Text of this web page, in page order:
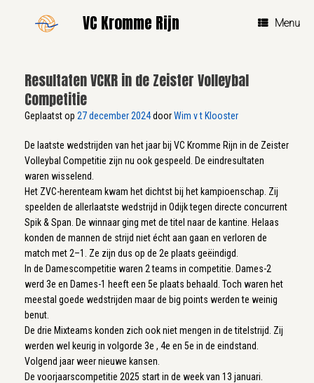
VC Kromme Rijn Menu
Resultaten VCKR in de Zeister Volleybal
Competitie
Geplaatst op 27 december 2024doorWim v t Klooster
De laatste wedstrijden van het jaar bij VC Kromme Rijn in de Zeister
Volleybal Competitie zijn nu ook gespeeld. De eindresultaten
waren wisselend.
Het ZVC-herenteam kwam het dichtst bij het kampioenschap. Zij
speelden de allerlaatste wedstrijd in Odijk tegen directe concurrent
Spik & Span. De winnaar ging met de titel naar de kantine. Helaas
konden de mannen de strijd niet écht aan gaan en verloren de
match met 2–1. Ze zijn dus op de 2e plaats geëindigd.
In de Damescompetitie waren 2 teams in competitie. Dames-2
werd 3e en Dames-1 heeft een 5e plaats behaald. Toch waren het
meestal goede wedstrijden maar de big points werden te weinig
benut.
De drie Mixteams konden zich ook niet mengen in de titelstrijd. Zij
werden wel keurig in volgorde 3e , 4e en 5e in de eindstand.
Volgend jaar weer nieuwe kansen.
De voorjaarscompetitie 2025 start in de week van 13 januari.